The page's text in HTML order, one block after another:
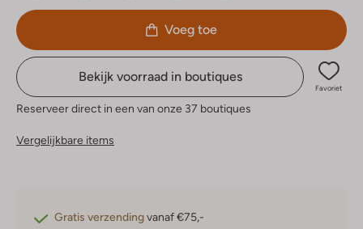
Voeg toe
Bekijk voorraad in boutiques
Favoriet
Reserveer direct in een van onze 37 boutiques
Vergelijkbare items
Gratis verzendingvanaf €75,-